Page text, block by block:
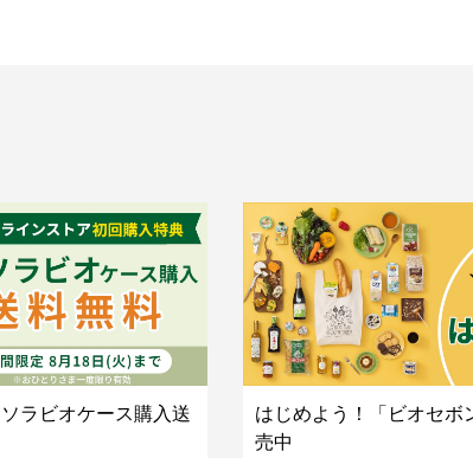
ラビオケース購入送
はじめよう！「ビオセボ
売中